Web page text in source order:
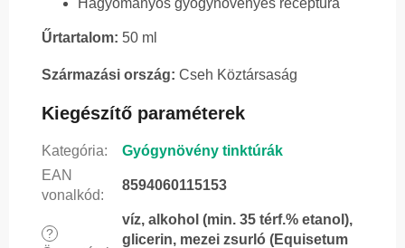
Hagyományos gyógynövényes receptúra
Űrtartalom: 50 ml
Származási ország: Cseh Köztársaság
Kiegészítő paraméterek
Kategória:
Gyógynövény tinktúrák
EAN
vonalkód:
8594060115153
?
víz, alkohol (min. 35 térf.% etanol),
glicerin, mezei zsurló (Equisetum